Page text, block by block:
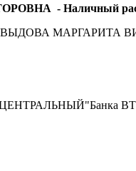
- Наличный
ДАВЫДОВА МАРГАРИТА
"ЦЕНТРАЛЬНЫЙ"Банка